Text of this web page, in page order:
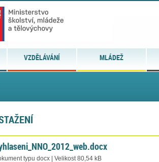
VZDĚLÁVÁNÍ MLÁDEŽ
typu docx | Velikost 80,54 kB